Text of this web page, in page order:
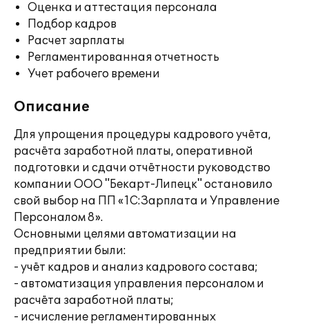
Оценка и аттестация персонала
Подбор кадров
Расчет зарплаты
Регламентированная отчетность
Учет рабочего времени
Описание
Для упрощения процедуры кадрового учёта,
расчёта заработной платы, оперативной
подготовки и сдачи отчётности руководство
компании ООО "Бекарт-Липецк" остановило
свой выбор на ПП «1С:Зарплата и Управление
Персоналом 8».
Основными целями автоматизации на
предприятии были:
- учёт кадров и анализ кадрового состава;
- автоматизация управления персоналом и
расчёта заработной платы;
- исчисление регламентированных